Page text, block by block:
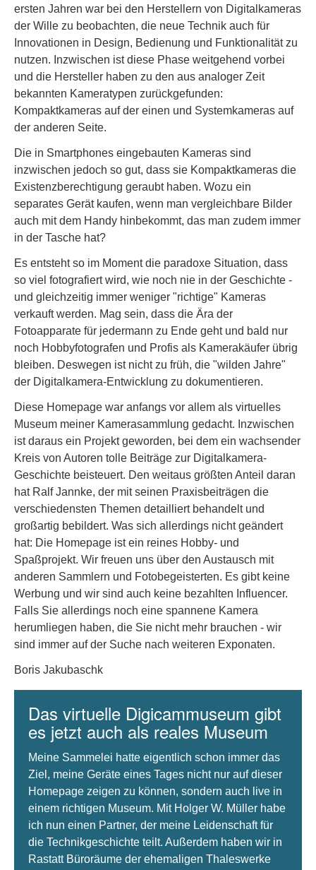
ersten Jahren war bei den Herstellern von Digitalkameras
der Wille zu beobachten, die neue Technik auch für
Innovationen in Design, Bedienung und Funktionalität zu
nutzen. Inzwischen ist diese Phase weitgehend vorbei
und die Hersteller haben zu den aus analoger Zeit
bekannten Kameratypen zurückgefunden:
Kompaktkameras auf der einen und Systemkameras auf
der anderen Seite.
Die in Smartphones eingebauten Kameras sind
inzwischen jedoch so gut, dass sie Kompaktkameras die
Existenzberechtigung geraubt haben. Wozu ein
separates Gerät kaufen, wenn man vergleichbare Bilder
auch mit dem Handy hinbekommt, das man zudem immer
in der Tasche hat?
Es entsteht so im Moment die paradoxe Situation, dass
so viel fotografiert wird, wie noch nie in der Geschichte -
und gleichzeitig immer weniger "richtige" Kameras
verkauft werden. Mag sein, dass die Ära der
Fotoapparate für jedermann zu Ende geht und bald nur
noch Hobbyfotografen und Profis als Kamerakäufer übrig
bleiben. Deswegen ist nicht zu früh, die "wilden Jahre"
der Digitalkamera-Entwicklung zu dokumentieren.
Diese Homepage war anfangs vor allem als virtuelles
Museum meiner Kamerasammlung gedacht. Inzwischen
ist daraus ein Projekt geworden, bei dem ein wachsender
Kreis von Autoren tolle Beiträge zur Digitalkamera-
Geschichte beisteuert. Den weitaus größten Anteil daran
hat Ralf Jannke, der mit seinen Praxisbeiträgen die
verschiedensten Themen detailliert behandelt und
großartig bebildert. Was sich allerdings nicht geändert
hat: Die Homepage ist ein reines Hobby- und
Spaßprojekt. Wir freuen uns über den Austausch mit
anderen Sammlern und Fotobegeisterten. Es gibt keine
Werbung und wir sind auch keine bezahlten Influencer.
Falls Sie allerdings noch eine spannene Kamera
herumliegen haben, die Sie nicht mehr brauchen - wir
sind immer auf der Suche nach weiteren Exponaten.
Boris Jakubaschk
Das virtuelle Digicammuseum gibt
es jetzt auch als reales Museum
Meine Sammelei hatte eigentlich schon immer das
Ziel, meine Geräte eines Tages nicht nur auf dieser
Homepage zeigen zu können, sondern auch live in
einem richtigen Museum. Mit Holger W. Müller habe
ich nun einen Partner, der meine Leidenschaft für
die Technikgeschichte teilt. Außerdem haben wir in
Rastatt Büroräume der ehemaligen Thaleswerke